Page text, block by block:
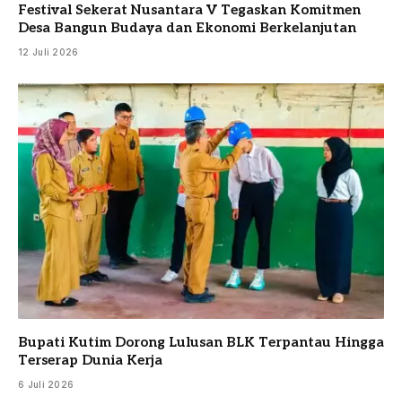
Festival Sekerat Nusantara V Tegaskan Komitmen
Desa Bangun Budaya dan Ekonomi Berkelanjutan
12 Juli 2026
Bupati Kutim Dorong Lulusan BLK Terpantau Hingga
Terserap Dunia Kerja
6 Juli 2026